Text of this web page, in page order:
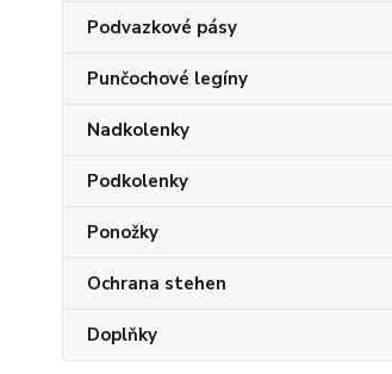
Podvazkové pásy
Punčochové legíny
Nadkolenky
Podkolenky
Ponožky
Ochrana stehen
Doplňky